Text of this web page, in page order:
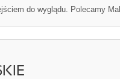
do wyglądu. Polecamy